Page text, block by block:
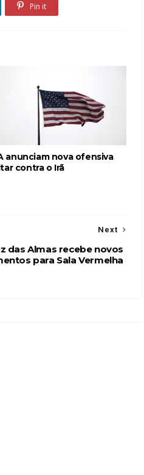
Pin it
anunciam nova ofensiva
contra o Irã
Next
das Almas recebe novos
para Sala Vermelha